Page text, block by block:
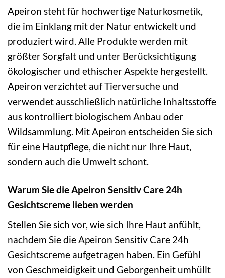
Apeiron steht für hochwertige Naturkosmetik,
die im Einklang mit der Natur entwickelt und
produziert wird. Alle Produkte werden mit
größter Sorgfalt und unter Berücksichtigung
ökologischer und ethischer Aspekte hergestellt.
Apeiron verzichtet auf Tierversuche und
verwendet ausschließlich natürliche Inhaltsstoffe
aus kontrolliert biologischem Anbau oder
Wildsammlung. Mit Apeiron entscheiden Sie sich
für eine Hautpflege, die nicht nur Ihre Haut,
sondern auch die Umwelt schont.
Warum Sie die Apeiron Sensitiv Care 24h
Gesichtscreme lieben werden
Stellen Sie sich vor, wie sich Ihre Haut anfühlt,
nachdem Sie die Apeiron Sensitiv Care 24h
Gesichtscreme aufgetragen haben. Ein Gefühl
von Geschmeidigkeit und Geborgenheit umhüllt